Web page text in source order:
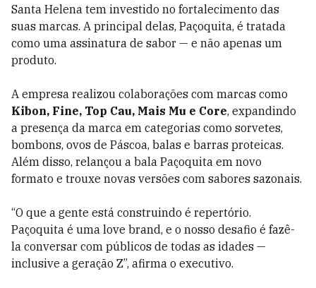
Santa Helena tem investido no fortalecimento das
suas marcas. A principal delas, Paçoquita, é tratada
como uma assinatura de sabor — e não apenas um
produto.
A empresa realizou colaborações com marcas como
Kibon, Fine, Top Cau, Mais Mu e Core, expandindo
a presença da marca em categorias como sorvetes,
bombons, ovos de Páscoa, balas e barras proteicas.
Além disso, relançou a bala Paçoquita em novo
formato e trouxe novas versões com sabores sazonais.
“O que a gente está construindo é repertório.
Paçoquita é uma love brand, e o nosso desafio é fazê-
la conversar com públicos de todas as idades —
inclusive a geração Z”, afirma o executivo.